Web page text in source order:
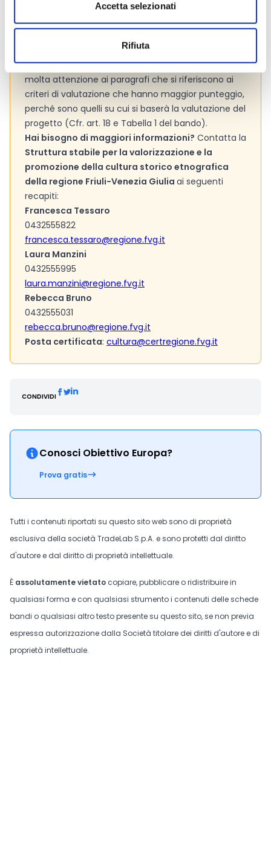
Accetta selezionati
Rifiuta
adottati dall’Ente per valutare le
proposte progettuali. La lettura preliminare dei
progetto possiede le caratteristiche per
aggiudicarsi il contributo. Si consiglia di prestare
molta attenzione ai paragrafi che si riferiscono ai
criteri di valutazione che hanno maggior punteggio,
perché sono quelli su cui si baserà la valutazione del
progetto (Cfr. art. 18 e Tabella 1 del bando).
Hai bisogno di maggiori informazioni? Contatta la
Struttura stabile per la valorizzazione e la
promozione della cultura storico etnografica
della regione Friuli-Venezia Giulia ai seguenti
recapiti:
Francesca Tessaro
0432555822
francesca.tessaro@regione.fvg.it
Laura Manzini
0432555995
laura.manzini@regione.fvg.it
Rebecca Bruno
0432555031
rebecca.bruno@regione.fvg.it
Posta certificata: cultura@certregione.fvg.it
CONDIVIDI
Conosci Obiettivo Europa?
Prova gratis
Tutti i contenuti riportati su questo sito web sono di proprietà
esclusiva della società TradeLab S.p.A. e sono protetti dal diritto
d'autore e dal diritto di proprietà intellettuale.
È assolutamente vietato copiare, pubblicare o ridistribuire in
qualsiasi forma e con qualsiasi strumento i contenuti delle schede
bandi o qualsiasi altro testo presente su questo sito, se non previa
espressa autorizzazione dalla Società titolare dei diritti d'autore e di
proprietà intellettuale.